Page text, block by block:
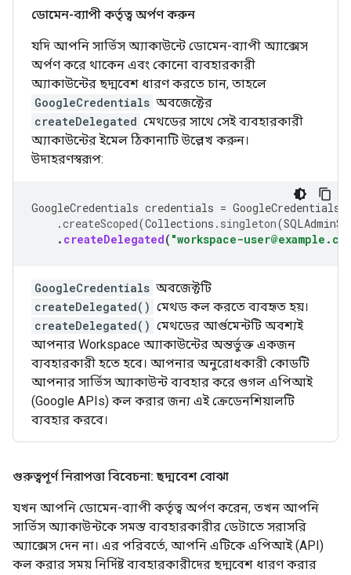
ডোমেন-ব্যাপী কর্তৃত্ব অর্পণ করুন
যদি আপনি সার্ভিস অ্যাকাউন্টে ডোমেন-ব্যাপী অ্যাক্সেস
অর্পণ করে থাকেন এবং কোনো ব্যবহারকারী
অ্যাকাউন্টের ছদ্মবেশ ধারণ করতে চান, তাহলে
GoogleCredentials অবজেক্টের
createDelegated মেথডের সাথে সেই ব্যবহারকারী
অ্যাকাউন্টের ইমেল ঠিকানাটি উল্লেখ করুন।
উদাহরণস্বরূপ:
GoogleCredentials credentials = GoogleCredentials
.createScoped(Collections . singleton(
. createDelegated( "workspace-
GoogleCredentials অবজেক্টটি
createDelegated() মেথড কল করতে ব্যবহৃত হয়।
createDelegated() মেথডের আর্গুমেন্টটি অবশ্যই
আপনার Workspace অ্যাকাউন্টের অন্তর্ভুক্ত একজন
ব্যবহারকারী হতে হবে। আপনার অনুরোধকারী কোডটি
আপনার সার্ভিস অ্যাকাউন্ট ব্যবহার করে গুগল এপিআই
(Google APIs) কল করার জন্য এই ক্রেডেনশিয়ালটি
ব্যবহার করবে।
গুরুত্বপূর্ণ নিরাপত্তা বিবেচনা: ছদ্মবেশ বোঝা
যখন আপনি ডোমেন-ব্যাপী কর্তৃত্ব অর্পণ করেন, তখন আপনি
সার্ভিস অ্যাকাউন্টকে সমস্ত ব্যবহারকারীর ডেটাতে সরাসরি
অ্যাক্সেস দেন না। এর পরিবর্তে, আপনি এটিকে এপিআই (API)
কল করার সময় নির্দিষ্ট ব্যবহারকারীদের ছদ্মবেশ ধারণ করার